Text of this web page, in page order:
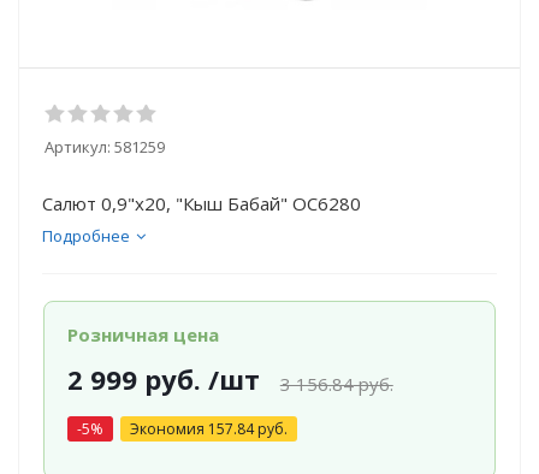
Артикул: 581259
Салют 0,9"х20, "Кыш Бабай" ОС6280
Подробнее
Розничная цена
2 999руб. /шт 3 156.84руб.
-5% Экономия 157.84руб.